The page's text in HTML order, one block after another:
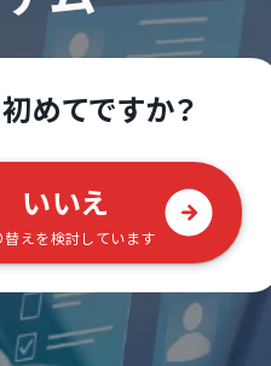
めてですか？
いいえ
替えを検討しています